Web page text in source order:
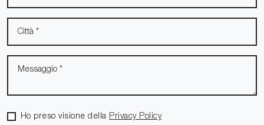
Ho preso visione della Privacy Policy